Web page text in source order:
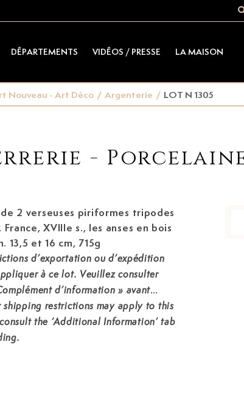
DÉPARTEMENTS VIDÉOS / PRESSE LA MAISON
Nouveau - Art Déco / Argenterie / LOT N 1305
-
2 verseuses piriformes tripodes
XVIIIe s.,
13,5 et 16 cm, 715g
d’exportation ou d’expédition
à ce lot. Veuillez consulter
d’information » avant
shipping restrictions may apply to this
the ‘Additional Information’ tab